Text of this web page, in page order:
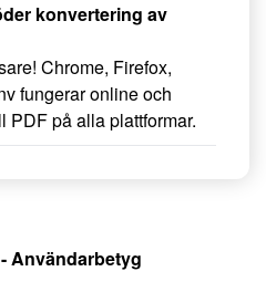
konvertering av
Chrome, Firefox,
fungerar online och
PDF på alla plattformar.
Användarbetyg